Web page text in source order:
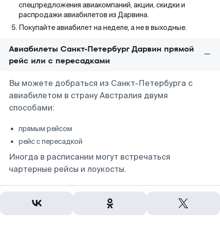
спецпредложения авиакомпаний, акции, скидки и
распродажи авиабилетов из Дарвина.
Покупайте авиабилет на неделе, а не в выходные.
Авиабилеты Санкт-Петербург Дарвин прямой
рейс или с пересадками
Вы можете добраться из Санкт-Петербурга с
авиабилетом в страну Австралия двумя
способами:
прямым рейсом
рейс с пересадкой
Иногда в расписании могут встречаться
чартерные рейсы и лоукосты.